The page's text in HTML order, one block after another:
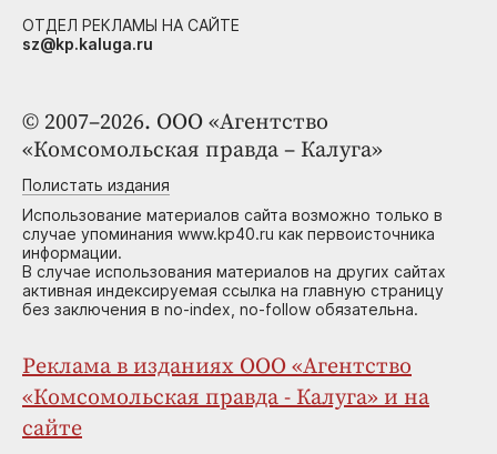
© 2007–2026. ООО «Агентство
«Комсомольская правда – Калуга»
Полистать издания
Использование материалов сайта возможно только в
случае упоминания www.kp40.ru как первоисточника
информации.
В случае использования материалов на других сайтах
активная индексируемая ссылка на главную страницу
без заключения в no-index, no-follow обязательна.
Реклама в изданиях ООО «Агентство
«Комсомольская правда - Калуга» и на
сайте
ОТДЕЛ РЕКЛАМЫ НА САЙТЕ
sz@kp.kaluga.ru